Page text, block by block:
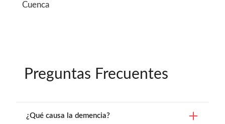
Cuenca
Preguntas Frecuentes
¿Qué causa la demencia?